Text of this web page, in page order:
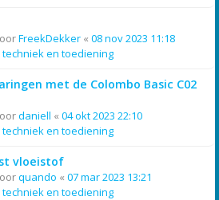
FreekDekker « 08 nov 2023 11:18
techniek en toediening
met de Colombo Basic C02
daniell « 04 okt 2023 22:10
techniek en toediening
vloeistof
quando « 07 mar 2023 13:21
techniek en toediening